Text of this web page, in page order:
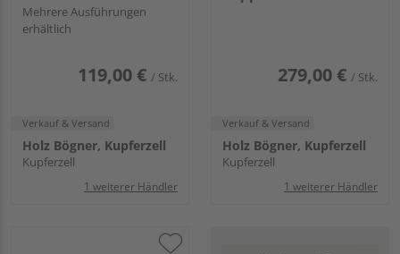
Mehrere Ausführungen
erhältlich
119,00 € / Stk.
Verkauf & Versand
Holz Bögner, Kupferzell
Kupferzell
1 weiterer Händler
279,00 € / Stk.
Verkauf & Versand
Holz Bögner, Kupferzell
Kupferzell
1 weiterer Händler